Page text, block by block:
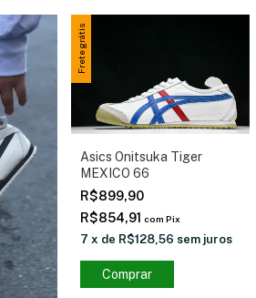
Frete grátis
Asics Onitsuka Tiger
MEXICO 66
R$899,90
R$854,91 com Pix
7 x de R$128,56 sem juros
Comprar